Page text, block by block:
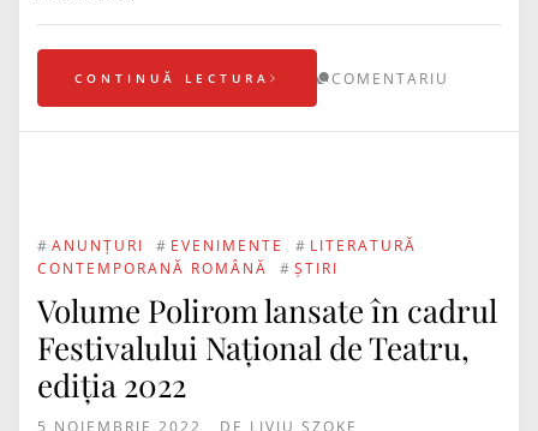
CONTINUĂ LECTURA COMENTARIU
# ANUNȚURI # EVENIMENTE # LITERATURĂ
CONTEMPORANĂ ROMÂNĂ
# ȘTIRI
Volume Polirom lansate în cadrul
Festivalului Naţional de Teatru,
ediția 2022
5 NOIEMBRIE 2022 DE LIVIU SZOKE